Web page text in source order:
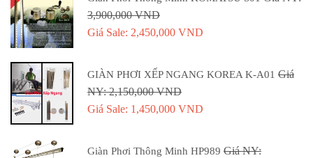
3,900,000 VND
Giá Sale: 2,450,000 VND
GIÀN PHƠI XẾP NGANG KOREA K-A01 Giá
NY: 2,150,000 VND
Giá Sale: 1,450,000 VND
Giàn Phơi Thông Minh HP989 Giá NY: